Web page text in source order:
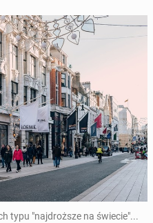
typu "najdroższe na świecie"...